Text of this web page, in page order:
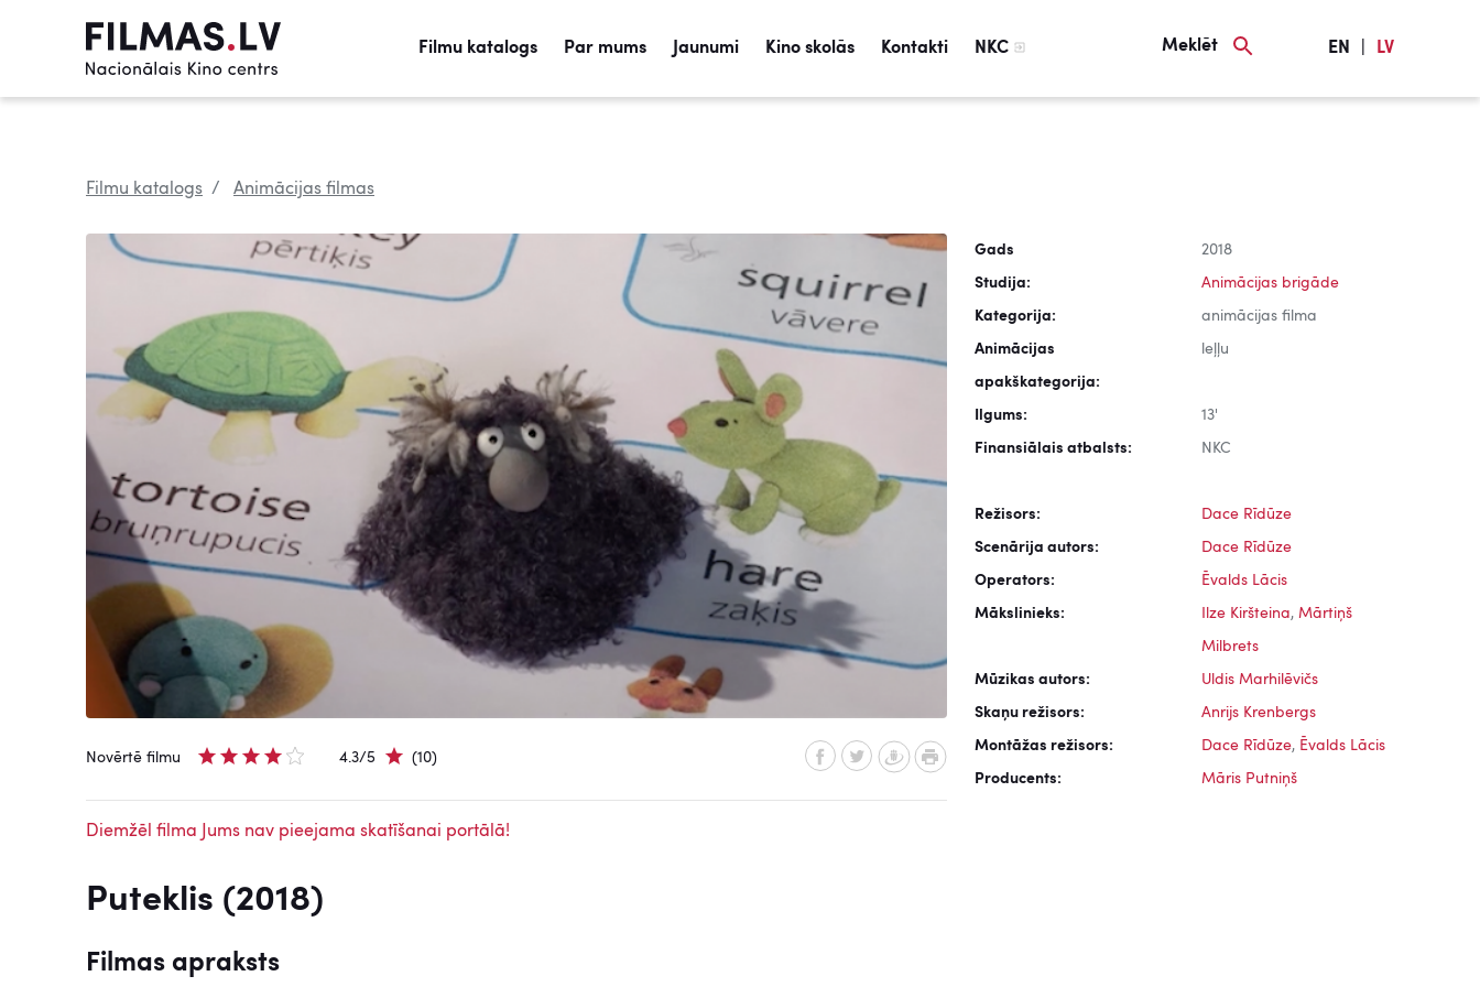
Filmu katalogs Par mums Jaunumi Kino skolās Kontakti NKC Meklēt EN LV
Filmu katalogs Animācijas filmas
Novērtē filmu 4.3/5 (10)
Diemžēl filma Jums nav pieejama skatīšanai portālā!
Puteklis (2018)
Filmas apraksts
Gads 2018
Studija: Animācijas brigāde
Kategorija: animācijas filma
Animācijas
apakškategorija:
leļļu
Ilgums: 13'
Finansiālais atbalsts: NKC
Režisors: Dace Rīdūze
Scenārija autors: Dace Rīdūze
Operators: Ēvalds Lācis
Mākslinieks: Ilze Kiršteina, Mārtiņš
Milbrets
Mūzikas autors: Uldis Marhilēvičs
Skaņu režisors: Anrijs Krenbergs
Montāžas režisors: Dace Rīdūze, Ēvalds Lācis
Producents: Māris Putniņš